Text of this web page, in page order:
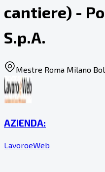
cantiere) -
S.p.A.
Mestre Roma Milano
AZIENDA:
LavoroeWeb